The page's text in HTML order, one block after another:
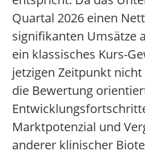
Quartal 2026 einen
signifikanten Umsätze
ein klassisches Kurs-
jetzigen Zeitpunkt
die Bewertung
Marktpotenzial und
anderer klinischer